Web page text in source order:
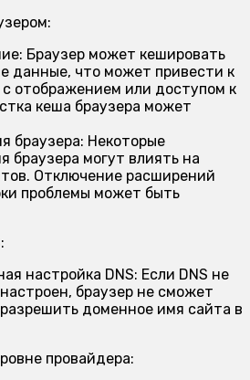
Браузер может кешировать
данные, что может привести к
отображением или доступом к
кеша браузера может
браузера: Некоторые
браузера могут влиять на
Отключение расширений
проблемы может быть
настройка DNS: Если DNS не
браузер не сможет
доменное имя сайта в
провайдера: